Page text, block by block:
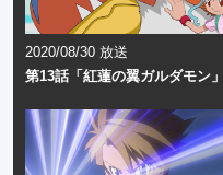
2020/08/30 放送
第13話「紅蓮の翼ガルダモン」